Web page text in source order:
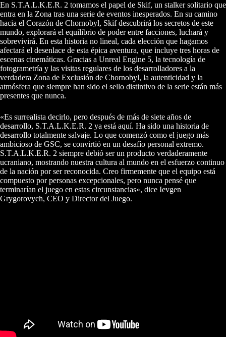
En S.T.A.L.K.E.R. 2 tomamos el papel de Skif, un stalker solitario que
entra en la Zona tras una serie de eventos inesperados. En su camino
hacia el Corazón de Chornobyl, Skif descubrirá los secretos de este
mundo, explorará el equilibrio de poder entre facciones, luchará y
sobrevivirá. En esta historia no lineal, cada elección que hagamos
afectará el desenlace de esta épica aventura, que incluye tres horas de
escenas cinemáticas. Gracias a Unreal Engine 5, la tecnología de
fotogrametría y las visitas regulares de los desarrolladores a la
verdadera Zona de Exclusión de Chornobyl, la autenticidad y la
atmósfera que siempre han sido el sello distintivo de la serie están más
presentes que nunca.
«Es surrealista decirlo, pero después de más de siete años de
desarrollo, S.T.A.L.K.E.R. 2 ya está aquí. Ha sido una historia de
desarrollo totalmente salvaje. Lo que comenzó como el juego más
ambicioso de GSC, se convirtió en un desafío personal extremo.
S.T.A.L.K.E.R. 2 siempre debió ser un producto verdaderamente
ucraniano, mostrando nuestra cultura al mundo en el esfuerzo continuo
de la nación por ser reconocida. Creo firmemente que el equipo está
compuesto por personas excepcionales, pero nunca pensé que
terminarían el juego en estas circunstancias», dice Ievgen
Grygorovych, CEO y Director del Juego.